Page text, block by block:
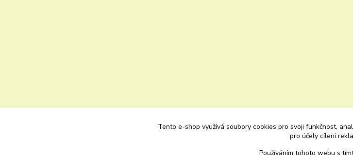
Tento e-shop využívá soubory cookies pro svoji funkčnost,
pro účely cílení
Používáním tohoto webu s